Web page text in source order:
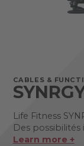
CABLES &
Life Fitness
Des possibilités
Learn more +